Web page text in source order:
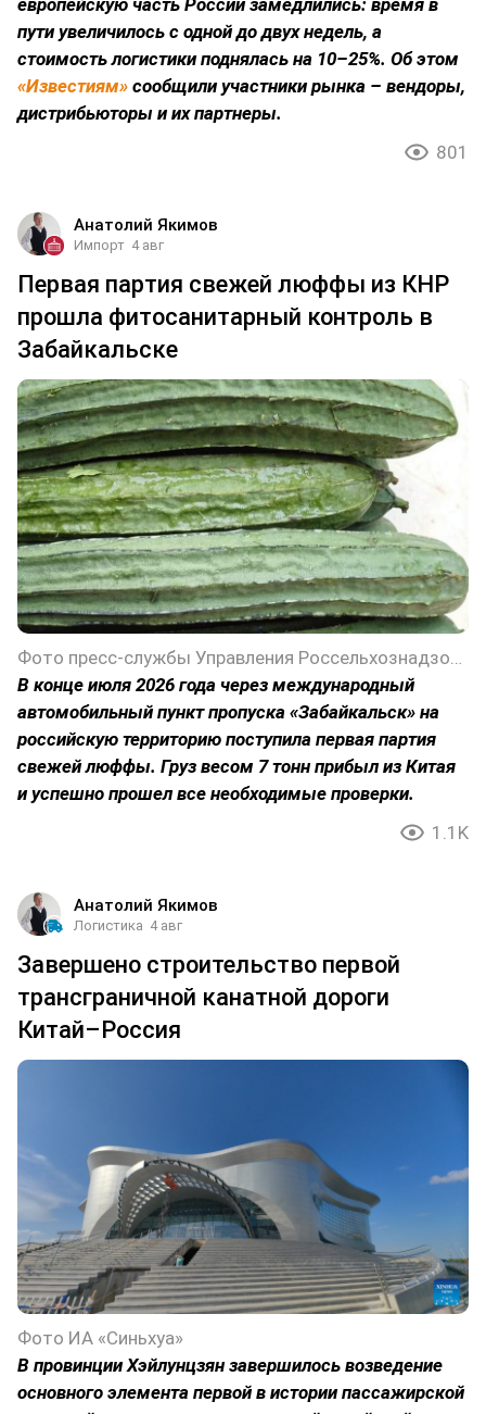
европейскую часть России замедлились: время в
пути увеличилось с одной до двух недель, а
стоимость логистики поднялась на 10–25%. Об этом
«Известиям» сообщили участники рынка – вендоры,
дистрибьюторы и их партнеры.
801
Анатолий Якимов
Импорт 4 авг
Первая партия свежей люффы из КНР
прошла фитосанитарный контроль в
Забайкальске
Фото пресс-службы Управления Россельхознадзора по Забайкальскому краю
В конце июля 2026 года через международный
автомобильный пункт пропуска «Забайкальск» на
российскую территорию поступила первая партия
свежей люффы. Груз весом 7 тонн прибыл из Китая
и успешно прошел все необходимые проверки.
1.1K
Анатолий Якимов
Логистика 4 авг
Завершено строительство первой
трансграничной канатной дороги
Китай–Россия
Фото ИА «Синьхуа»
В провинции Хэйлунцзян завершилось возведение
основного элемента первой в истории пассажирской